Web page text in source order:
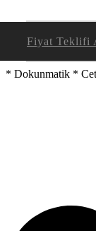
Fiyat Teklifi
* Dokunmatik *